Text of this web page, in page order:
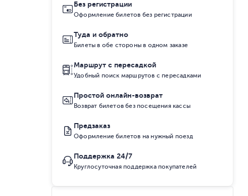
Без регистрации
Оформление билетов без регистрации
Туда и обратно
Билеты в обе стороны в одном заказе
Маршрут с пересадкой
Удобный поиск маршрутов с пересадками
Простой онлайн-возврат
Возврат билетов без посещения кассы
Предзаказ
Оформление билетов на нужный поезд
Поддержка 24/7
Круглосуточная поддержка покупателей